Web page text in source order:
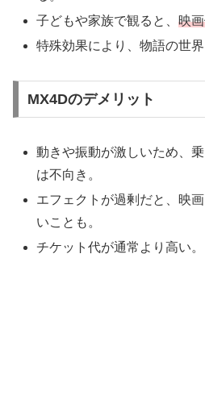
子どもや家族で観ると、映
特殊効果により、物語の世界
MX4Dのデメリット
動きや振動が激しいため、
は不向き。
エフェクトが過剰だと、映
いことも。
チケット代が通常より高い。